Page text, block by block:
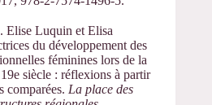
Elise Luquin et Elisa
du développement des
féminines lors de la
siècle : réflexions à partir
comparées. La place des